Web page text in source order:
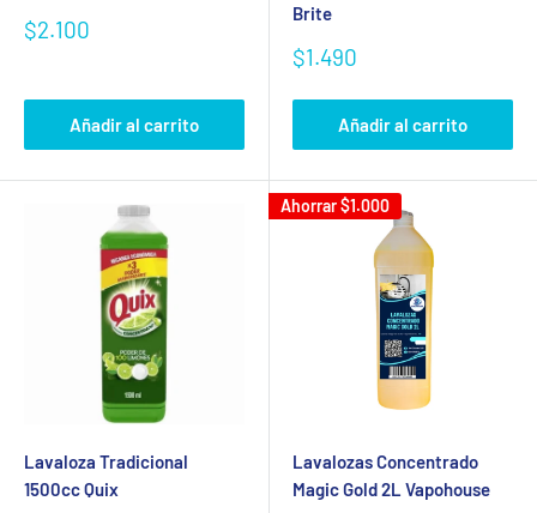
Precio
$2.100
Añadir al carrito
Brite
Precio
venta
$1.490
Añadir al carrito
Lavaloza Tradicional
1500cc Quix
Ahorrar$1.000
Lavalozas Concentrado
Magic Gold 2L Vapohouse